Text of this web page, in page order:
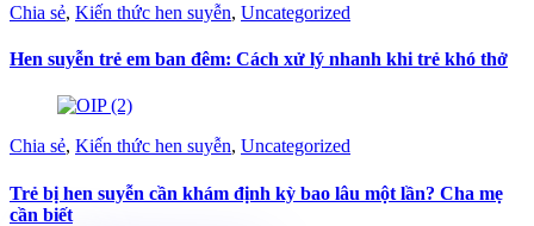
Chia sẻ, Kiến thức hen suyễn, Uncategorized
Hen suyễn trẻ em ban đêm: Cách xử lý nhanh khi trẻ khó thở
Chia sẻ, Kiến thức hen suyễn, Uncategorized
Trẻ bị hen suyễn cần khám định kỳ bao lâu một lần? Cha mẹ
cần biết